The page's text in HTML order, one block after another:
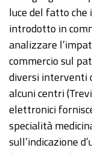
luce del fatto che
introdotto in
analizzare
commercio sul
diversi interventi
alcuni centri
elettronici
specialità
sull’indicazione